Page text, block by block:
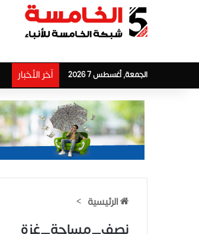
الجمعة, أغسطس 7 2026 آخر الأخبار
الرئيسية >